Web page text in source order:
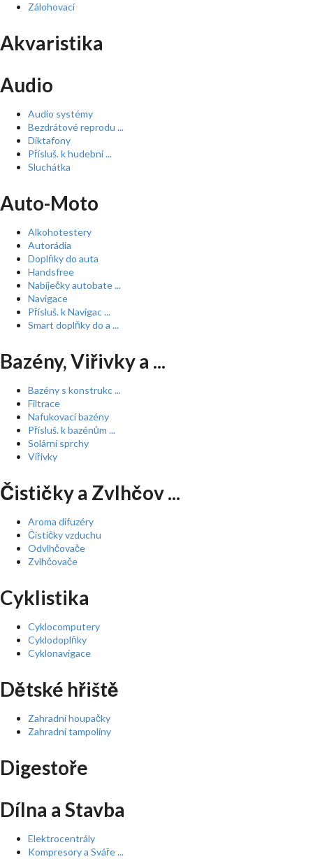
Zálohovací
Akvaristika
Audio
Audio systémy
Bezdrátové reprodu ...
Diktafony
Přísluš. k hudební ...
Sluchátka
Auto-Moto
Alkohotestery
Autorádia
Doplňky do auta
Handsfree
Nabíječky autobate ...
Navigace
Přísluš. k Navigac ...
Smart doplňky do a ...
Bazény, Viřivky a ...
Bazény s konstrukc ...
Filtrace
Nafukovací bazény
Přísluš. k bazénům ...
Solární sprchy
Vířivky
Čističky a Zvlhčov ...
Aroma difuzéry
Čističky vzduchu
Odvlhčovače
Zvlhčovače
Cyklistika
Cyklocomputery
Cyklodoplňky
Cyklonavigace
Dětské hřiště
Zahradní houpačky
Zahradní tampolíny
Digestoře
Dílna a Stavba
Elektrocentrály
Kompresory a Sváře ...